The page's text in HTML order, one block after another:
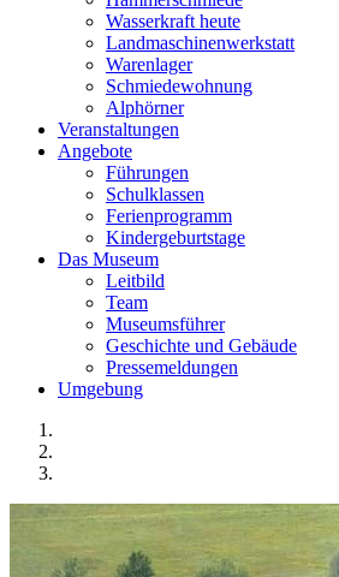
Wasserkraft heute
Landmaschinenwerkstatt
Warenlager
Schmiedewohnung
Alphörner
Veranstaltungen
Angebote
Führungen
Schulklassen
Ferienprogramm
Kindergeburtstage
Das Museum
Leitbild
Team
Museumsführer
Geschichte und Gebäude
Pressemeldungen
Umgebung